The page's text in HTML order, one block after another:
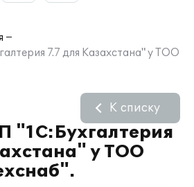
7.7 для Казахстана" у ТОО
"1С:Бухгалтерия
у ТОО
К списку